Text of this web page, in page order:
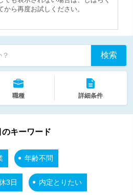
から再度お試しください。
検索
職種 詳細条件
のキーワード
年齢不問
3日 内定とりたい